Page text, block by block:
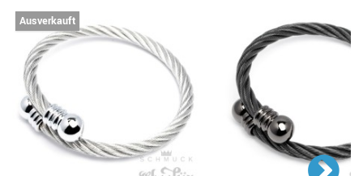
Ausverkauft